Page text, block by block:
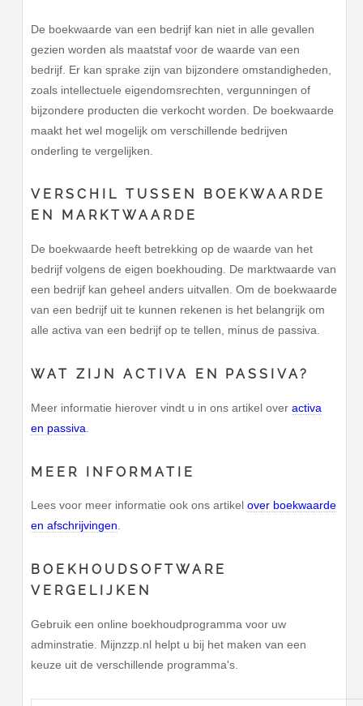
De boekwaarde van een bedrijf kan niet in alle gevallen
gezien worden als maatstaf voor de waarde van een
bedrijf. Er kan sprake zijn van bijzondere omstandigheden,
zoals intellectuele eigendomsrechten, vergunningen of
bijzondere producten die verkocht worden. De boekwaarde
maakt het wel mogelijk om verschillende bedrijven
onderling te vergelijken.
VERSCHIL TUSSEN BOEKWAARDE
EN MARKTWAARDE
De boekwaarde heeft betrekking op de waarde van het
bedrijf volgens de eigen boekhouding. De marktwaarde van
een bedrijf kan geheel anders uitvallen. Om de boekwaarde
van een bedrijf uit te kunnen rekenen is het belangrijk om
alle activa van een bedrijf op te tellen, minus de passiva.
WAT ZIJN ACTIVA EN PASSIVA?
Meer informatie hierover vindt u in ons artikel overactiva
en passiva
MEER INFORMATIE
Lees voor meer informatie ook ons artikelover boekwaarde
en afschrijvingen.
BOEKHOUDSOFTWARE
VERGELIJKEN
Gebruik een online boekhoudprogramma voor uw
adminstratie. Mijnzzp.nl helpt u bij het maken van een
keuze uit de verschillende programma's.